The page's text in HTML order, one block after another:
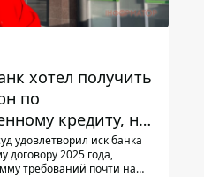
хотел получить
по
кредиту, но
с должницы
тыс. грн
удовлетворил иск банка
договору 2025 года,
требований почти на